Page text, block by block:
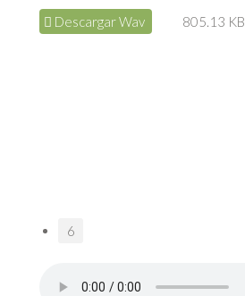
Descargar Wav 805.13 KB
6